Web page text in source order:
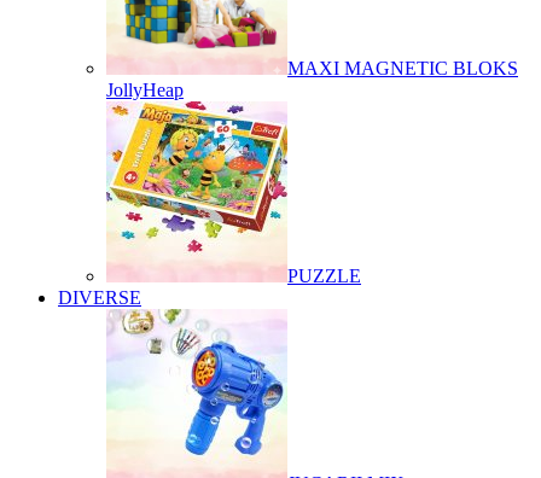
MAXI MAGNETIC BLOKS
JollyHeap
PUZZLE
DIVERSE